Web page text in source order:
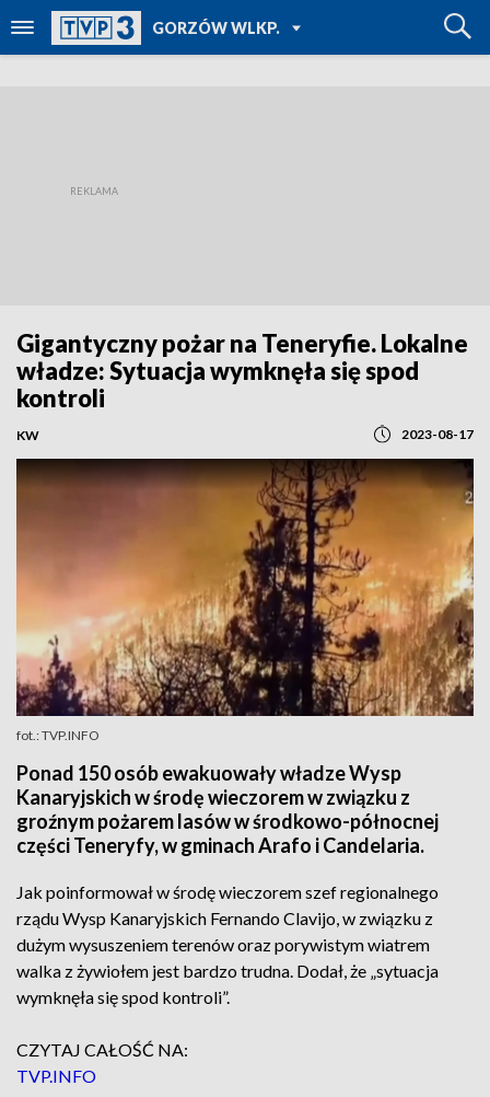
GORZÓW WLKP.
TVP REGIONY
Gigantyczny pożar na Teneryfie. Lokalne
władze: Sytuacja wymknęła się spod
kontroli
KW 2023-08-17
fot.: TVP.INFO
Ponad 150 osób ewakuowały władze Wysp
Kanaryjskich w środę wieczorem w związku z
groźnym pożarem lasów w środkowo-północnej
części Teneryfy, w gminach Arafo i Candelaria.
Jak poinformował w środę wieczorem szef regionalnego
rządu Wysp Kanaryjskich Fernando Clavijo, w związku z
dużym wysuszeniem terenów oraz porywistym wiatrem
walka z żywiołem jest bardzo trudna. Dodał, że „sytuacja
wymknęła się spod kontroli”.
CZYTAJ CAŁOŚĆ NA:
TVP.INFO